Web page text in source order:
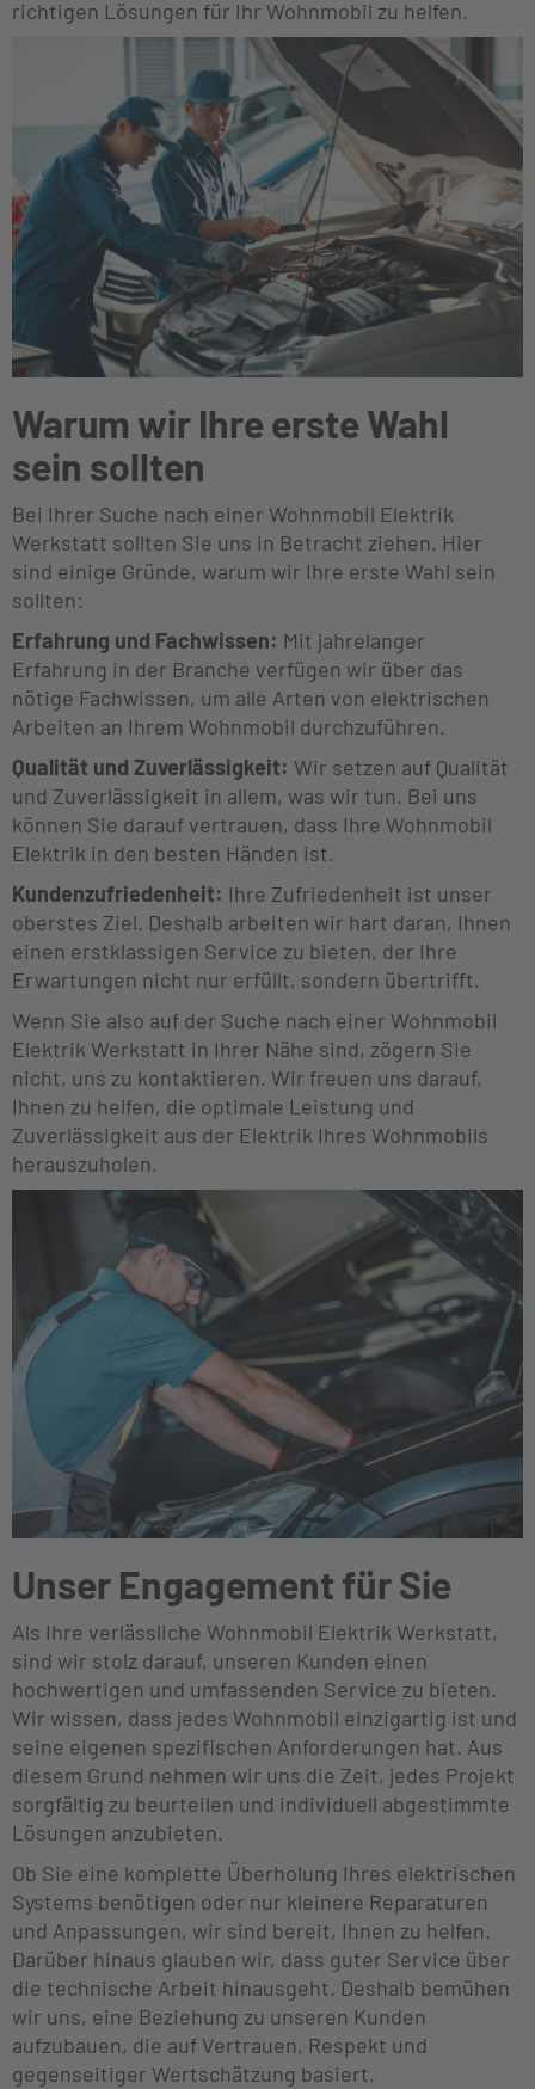
richtigen Lösungen für Ihr Wohnmobil zu helfen.
Warum wir Ihre erste Wahl
sein sollten
Bei Ihrer Suche nach einer Wohnmobil Elektrik
Werkstatt sollten Sie uns in Betracht ziehen. Hier
sind einige Gründe, warum wir Ihre erste Wahl sein
sollten:
Erfahrung und Fachwissen: Mit jahrelanger
Erfahrung in der Branche verfügen wir über das
nötige Fachwissen, um alle Arten von elektrischen
Arbeiten an Ihrem Wohnmobil durchzuführen.
Qualität und Zuverlässigkeit: Wir setzen auf Qualität
und Zuverlässigkeit in allem, was wir tun. Bei uns
können Sie darauf vertrauen, dass Ihre Wohnmobil
Elektrik in den besten Händen ist.
Kundenzufriedenheit: Ihre Zufriedenheit ist unser
oberstes Ziel. Deshalb arbeiten wir hart daran, Ihnen
einen erstklassigen Service zu bieten, der Ihre
Erwartungen nicht nur erfüllt, sondern übertrifft.
Wenn Sie also auf der Suche nach einer Wohnmobil
Elektrik Werkstatt in Ihrer Nähe sind, zögern Sie
nicht, uns zu kontaktieren. Wir freuen uns darauf,
Ihnen zu helfen, die optimale Leistung und
Zuverlässigkeit aus der Elektrik Ihres Wohnmobils
herauszuholen.
Unser Engagement für Sie
Als Ihre verlässliche Wohnmobil Elektrik Werkstatt,
sind wir stolz darauf, unseren Kunden einen
hochwertigen und umfassenden Service zu bieten.
Wir wissen, dass jedes Wohnmobil einzigartig ist und
seine eigenen spezifischen Anforderungen hat. Aus
diesem Grund nehmen wir uns die Zeit, jedes Projekt
sorgfältig zu beurteilen und individuell abgestimmte
Lösungen anzubieten.
Ob Sie eine komplette Überholung Ihres elektrischen
Systems benötigen oder nur kleinere Reparaturen
und Anpassungen, wir sind bereit, Ihnen zu helfen.
Darüber hinaus glauben wir, dass guter Service über
die technische Arbeit hinausgeht. Deshalb bemühen
wir uns, eine Beziehung zu unseren Kunden
aufzubauen, die auf Vertrauen, Respekt und
gegenseitiger Wertschätzung basiert.